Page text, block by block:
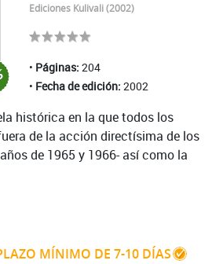
Ediciones Kulivali (2002)
Páginas: 204
Fecha de edición: 2002
MÍNIMO DE 7-10 DÍAS
histórica en la que todos los
de la acción directísima de los
de 1965 y 1966- así como la